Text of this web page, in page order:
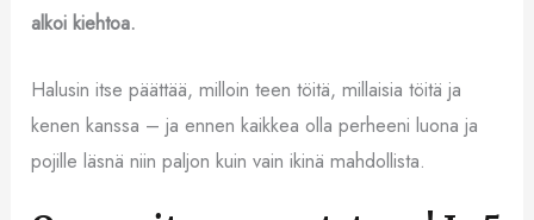
alkoi kiehtoa.
Halusin itse päättää, milloin teen töitä, millaisia töitä ja
kenen kanssa – ja ennen kaikkea olla perheeni luona ja
pojille läsnä niin paljon kuin vain ikinä mahdollista.